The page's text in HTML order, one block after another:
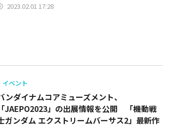
2023.02.01 17:28
イベント
ンダイナムコアミューズメント、
JAEPO2023」の出展情報を公開 「機動戦
ガンダム エクストリームバーサス2」最新作